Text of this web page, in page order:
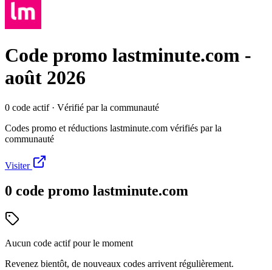
Code promo lastminute.com -
août 2026
0 code actif· Vérifié par la communauté
Codes promo et réductions lastminute.com vérifiés par la
communauté
Visiter
0 code promo lastminute.com
Aucun code actif pour le moment
Revenez bientôt, de nouveaux codes arrivent régulièrement.